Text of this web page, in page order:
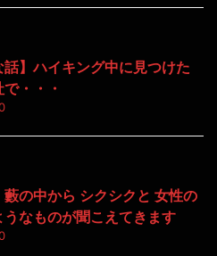
話】ハイキング中に見つけた
・・・
藪の中から シクシクと 女性の
うなものが聞こえてきます